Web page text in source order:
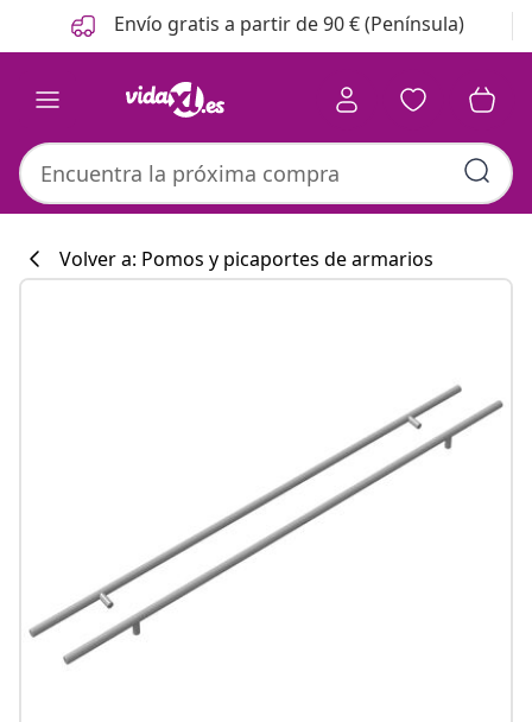
Anterior
Siguiente Envío gratis a partir de 90 € (Península)
Volver a: Pomos y picaportes de armarios